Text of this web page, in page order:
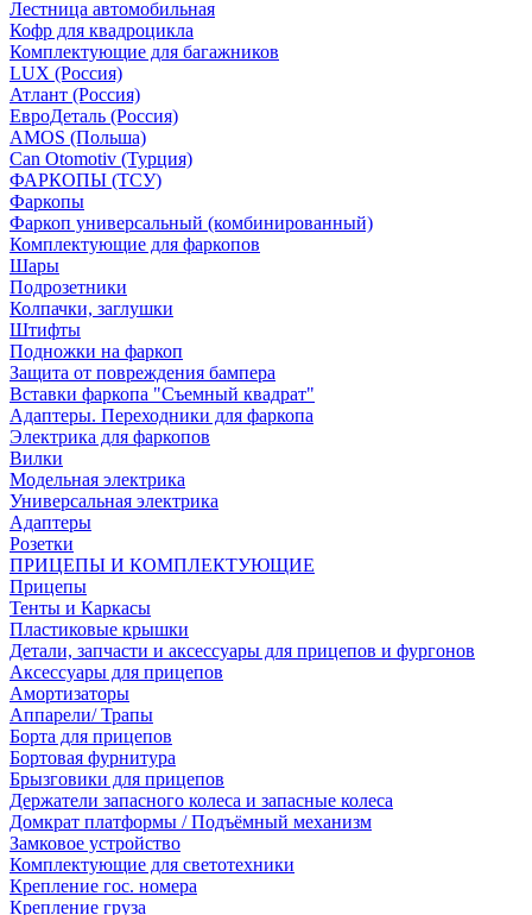
Лестница автомобильная
Кофр для квадроцикла
Комплектующие для багажников
LUX (Россия)
Атлант (Россия)
ЕвроДеталь (Россия)
AMOS (Польша)
Can Otomotiv (Турция)
ФАРКОПЫ (ТСУ)
Фаркопы
Фаркоп универсальный (комбинированный)
Комплектующие для фаркопов
Шары
Подрозетники
Колпачки, заглушки
Штифты
Подножки на фаркоп
Защита от повреждения бампера
Вставки фаркопа "Съемный квадрат"
Адаптеры. Переходники для фаркопа
Электрика для фаркопов
Вилки
Модельная электрика
Универсальная электрика
Адаптеры
Розетки
ПРИЦЕПЫ И КОМПЛЕКТУЮЩИЕ
Прицепы
Тенты и Каркасы
Пластиковые крышки
Детали, запчасти и аксессуары для прицепов и фургонов
Аксессуары для прицепов
Амортизаторы
Аппарели/ Трапы
Борта для прицепов
Бортовая фурнитура
Брызговики для прицепов
Держатели запасного колеса и запасные колеса
Домкрат платформы / Подъёмный механизм
Замковое устройство
Комплектующие для светотехники
Крепление гос. номера
Крепление груза